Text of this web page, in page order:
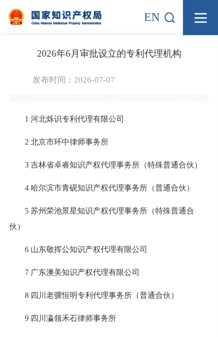
EN
2026年6月审批设立的专利代理机构
发布时间：2026-07-07
1 河北烁识专利代理有限公司
2 北京市环中律师事务所
3 吉林省卓睿知识产权代理事务所（特殊普通合伙）
4 哈尔滨市青砚知识产权代理事务所（普通合伙）
5 苏州荣池景星知识产权代理事务所（特殊普通合
伙）
6 山东敬挥公知识产权代理有限公司
7 广东澳美知识产权代理有限公司
8 四川老骥恒明专利代理事务所（普通合伙）
9 四川瀛领禾石律师事务所